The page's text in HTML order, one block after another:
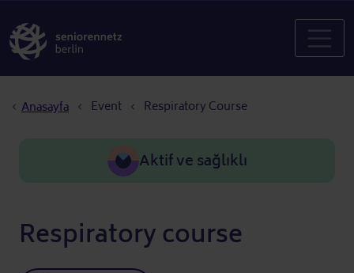
Anasayfa Event Respiratory Course
Aktif ve sağlıklı
Respiratory course